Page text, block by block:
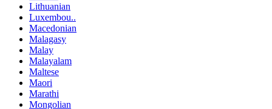
Lithuanian
Luxembou..
Macedonian
Malagasy
Malay
Malayalam
Maltese
Maori
Marathi
Mongolian